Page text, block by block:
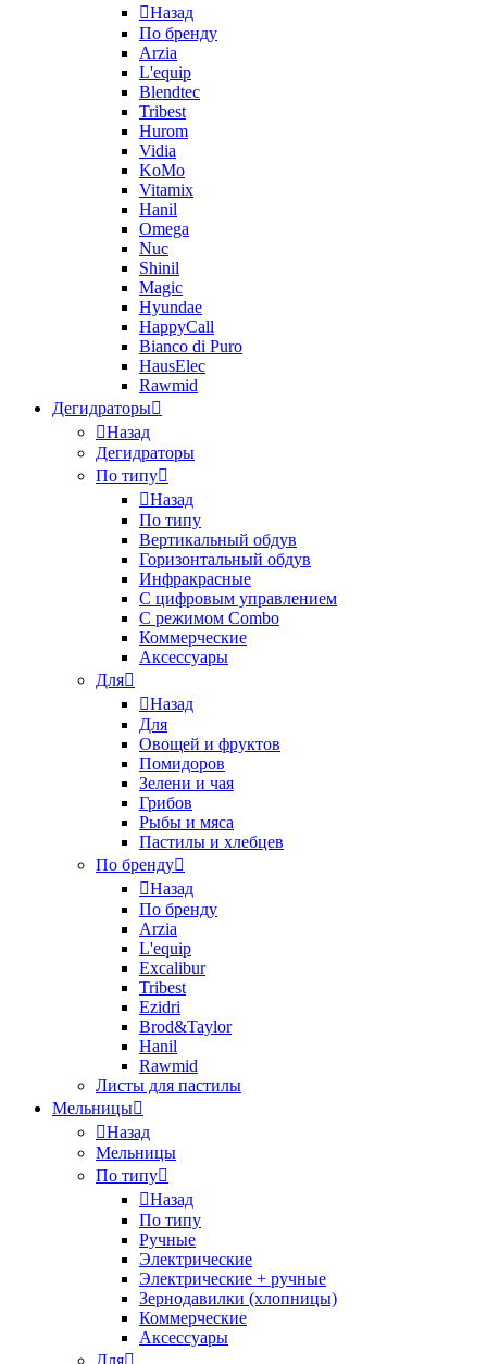
Назад
По бренду
Arzia
L'equip
Blendtec
Tribest
Hurom
Vidia
KoMo
Vitamix
Hanil
Omega
Nuc
Shinil
Magic
Hyundae
HappyCall
Bianco di Puro
HausElec
Rawmid
Дегидраторы
Назад
Дегидраторы
По типу
Назад
По типу
Вертикальный обдув
Горизонтальный обдув
Инфракрасные
С цифровым управлением
С режимом Combo
Коммерческие
Аксессуары
Для
Назад
Для
Овощей и фруктов
Помидоров
Зелени и чая
Грибов
Рыбы и мяса
Пастилы и хлебцев
По бренду
Назад
По бренду
Arzia
L'equip
Excalibur
Tribest
Ezidri
Brod&Taylor
Hanil
Rawmid
Листы для пастилы
Мельницы
Назад
Мельницы
По типу
Назад
По типу
Ручные
Электрические
Электрические + ручные
Зернодавилки (хлопницы)
Коммерческие
Аксессуары
Для